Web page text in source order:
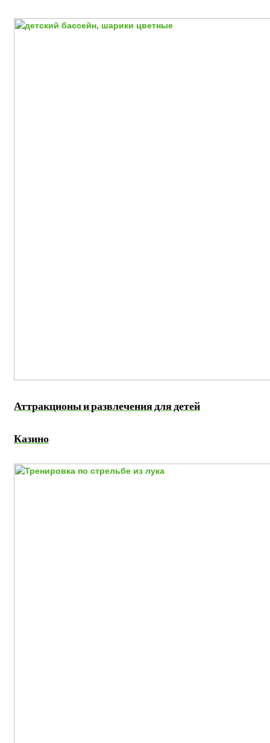
Аттракционы и развлечения для детей
Казино